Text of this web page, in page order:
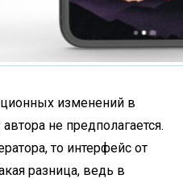
изменений в
не предполагается.
то интерфейс от
разница, ведь в